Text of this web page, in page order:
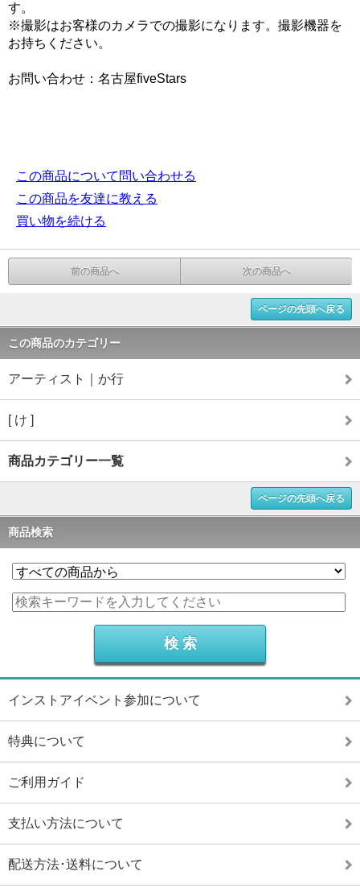
す。
※撮影はお客様のカメラでの撮影になります。撮影機器を
お持ちください。
お問い合わせ：名古屋fiveStars
この商品について問い合わせる
この商品を友達に教える
買い物を続ける
前の商品へ 次の商品へ
ページの先頭へ戻る
この商品のカテゴリー
アーティスト｜か行
[ け ]
商品カテゴリー一覧
ページの先頭へ戻る
商品検索
インストアイベント参加について
特典について
ご利用ガイド
支払い方法について
配送方法･送料について